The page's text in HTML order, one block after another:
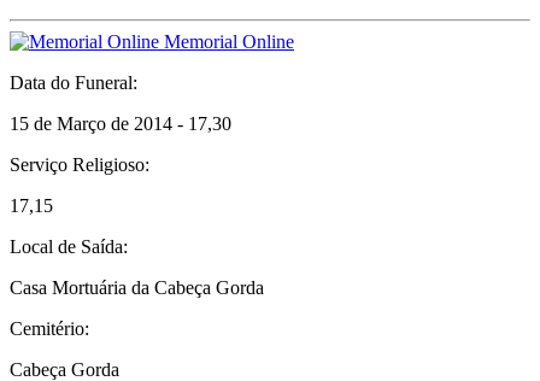
Memorial Online
Data do Funeral:
15 de Março de 2014 - 17,30
Serviço Religioso:
17,15
Local de Saída:
Casa Mortuária da Cabeça Gorda
Cemitério:
Cabeça Gorda